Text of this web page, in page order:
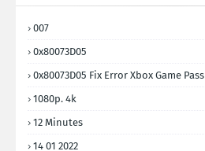
007
0x80073D05
0x80073D05 Fix Error Xbox Game Pass
1080p. 4k
12 Minutes
14 01 2022